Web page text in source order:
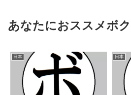
あなたにおススメボ
日本 日本